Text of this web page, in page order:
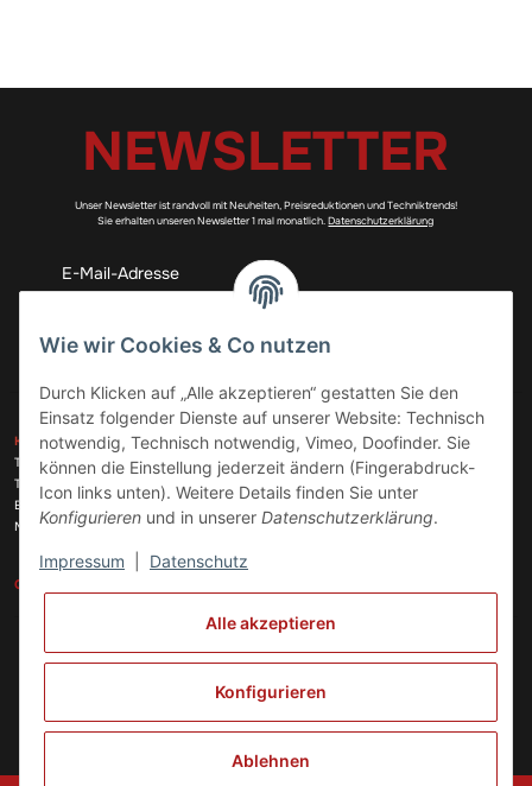
NEWSLETTER
Unser Newsletter ist randvoll mit Neuheiten, Preisreduktionen und Techniktrends!
Sie erhalten unseren Newsletter 1 mal monatlich.Datenschutzerklärung
Abonnieren
KONTAKT
Telefon:+49 (0)6074 816 08 0
Telefax:
+49 (0)6074 215 08 60
E-Mail:
info@meinhausgeraetedoc.de
Max Planck Str. 6 c, 63322 Rödermark
GESETZLICHE INFORMATIONEN
ZAHLUNGSARTEN
VERSANDARTEN
Vertrag widerrufen
Wie wir Cookies & Co nutzen
Durch Klicken auf „Alle akzeptieren“ gestatten Sie den
Einsatz folgender Dienste auf unserer Website: Technisch
notwendig, Technisch notwendig, Vimeo, Doofinder. Sie
können die Einstellung jederzeit ändern (Fingerabdruck-
Icon links unten). Weitere Details finden Sie unter
Konfigurieren und in unserer Datenschutzerklärung.
Impressum Datenschutz
Alle akzeptieren
Konfigurieren
Ablehnen